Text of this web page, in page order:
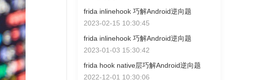
frida inlinehook 巧解Android逆向题
2023-02-15 10:30:45
frida inlinehook 巧解Android逆向题
2023-01-03 15:30:42
frida hook native层巧解Android逆向题
2022-12-01 10:30:06